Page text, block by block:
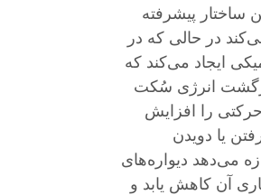
پیشرفته
در حالی که در
ایجاد می‌کند که
انرژی سُکت
را افزایش
یا دویدن
می‌دهد دیواره‌های
آن کاهش یابد و